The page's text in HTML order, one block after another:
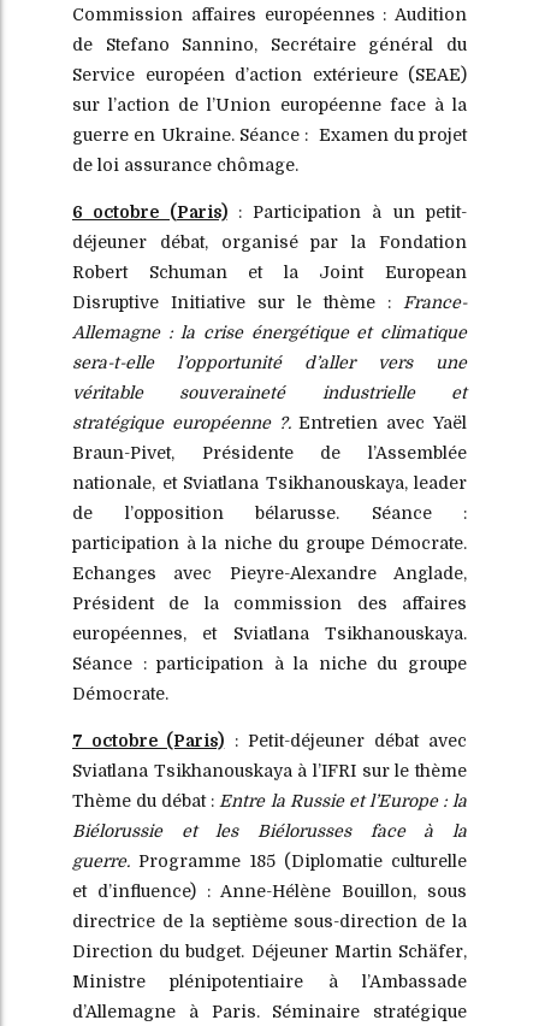
Commission affaires européennes : Audition
de Stefano Sannino, Secrétaire général du
Service européen d’action extérieure (SEAE)
sur l’action de l’Union européenne face à la
guerre en Ukraine. Séance : Examen du projet
de loi assurance chômage.
6 octobre (Paris): Participation à un petit-
déjeuner débat, organisé par la Fondation
Robert Schuman et la Joint European
Disruptive Initiative sur le thème :
France-
Allemagne : la crise énergétique et climatique
sera-t-elle l’opportunité d’aller vers une
véritable souveraineté industrielle et
stratégique européenne ?.Entretien avec Yaël
Braun-Pivet, Présidente de l’Assemblée
nationale, et Sviatlana Tsikhanouskaya, leader
de l’opposition bélarusse. Séance :
participation à la niche du groupe Démocrate.
Echanges avec Pieyre-Alexandre Anglade,
Président de la commission des affaires
européennes, et Sviatlana Tsikhanouskaya.
Séance : participation à la niche du groupe
Démocrate.
7 octobre (Paris) : Petit-déjeuner débat avec
Sviatlana Tsikhanouskaya à l’IFRI sur le thème
Thème du débat : Entre la Russie et l’Europe : la
Biélorussie et les Biélorusses face à la
guerre. Programme 185 (Diplomatie culturelle
et d’influence) : Anne-Hélène Bouillon, sous
directrice de la septième sous-direction de la
Direction du budget. Déjeuner Martin Schäfer,
Ministre plénipotentiaire à l’Ambassade
d’Allemagne à Paris. Séminaire stratégique